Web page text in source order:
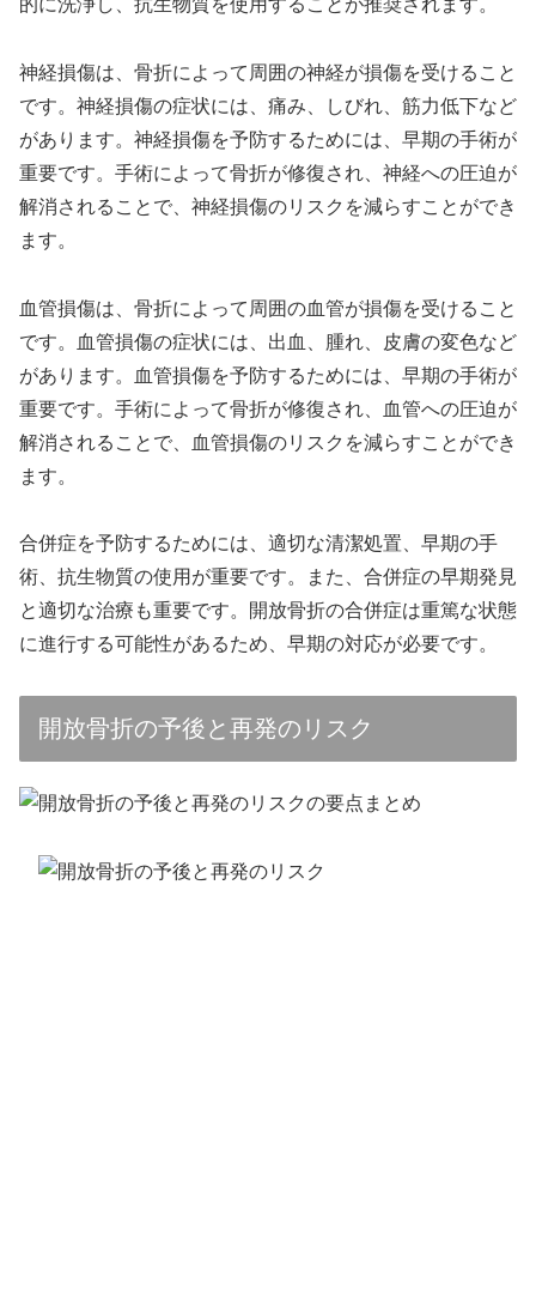
的に洗浄し、抗生物質を使用することが推奨されます。
神経損傷は、骨折によって周囲の神経が損傷を受けること
です。神経損傷の症状には、痛み、しびれ、筋力低下など
があります。神経損傷を予防するためには、早期の手術が
重要です。手術によって骨折が修復され、神経への圧迫が
解消されることで、神経損傷のリスクを減らすことができ
ます。
血管損傷は、骨折によって周囲の血管が損傷を受けること
です。血管損傷の症状には、出血、腫れ、皮膚の変色など
があります。血管損傷を予防するためには、早期の手術が
重要です。手術によって骨折が修復され、血管への圧迫が
解消されることで、血管損傷のリスクを減らすことができ
ます。
合併症を予防するためには、適切な清潔処置、早期の手
術、抗生物質の使用が重要です。また、合併症の早期発見
と適切な治療も重要です。開放骨折の合併症は重篤な状態
に進行する可能性があるため、早期の対応が必要です。
開放骨折の予後と再発のリスク